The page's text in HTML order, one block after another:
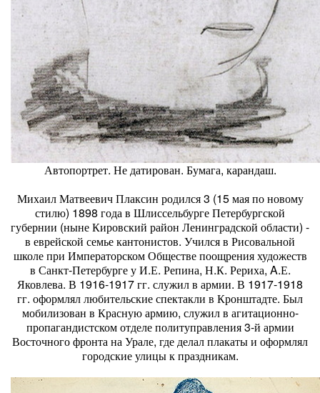
Автопортрет. Не датирован. Бумага, карандаш.
Михаил Матвеевич Плаксин родился 3 (15 мая по новому
стилю) 1898 года в Шлиссельбурге Петербургской
губернии (ныне Кировский район Ленинградской области) -
в еврейской семье кантонистов. Учился в Рисовальной
школе при Императорском Обществе поощрения художеств
в Санкт-Петербурге у И.Е. Репина, Н.К. Рериха, A.Е.
Яковлева. В 1916-1917 гг. служил в армии. В 1917-1918
гг. оформлял любительские спектакли в Кронштадте. Был
мобилизован в Красную армию, служил в агитационно-
пропагандистском отделе политуправления 3-й армии
Восточного фронта на Урале, где делал плакаты и оформлял
городские улицы к праздникам.